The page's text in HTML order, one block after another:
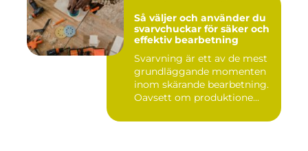
Så väljer och använder du
svarvchuckar för säker och
effektiv bearbetning
Svarvning är ett av de mest
grundläggande momenten
inom skärande bearbetning.
Oavsett om produktione...